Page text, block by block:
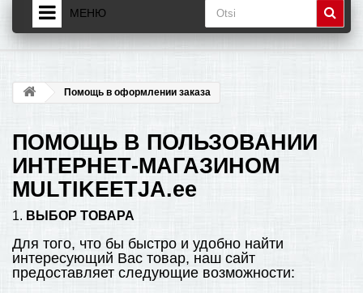
МЕНЮ
ТОВАРЫ
ПОМОЩЬ В ОФОРМЛЕНИИ ЗАКАЗА
КОНТАКТЫ И РЕКВИЗИТЫ
САМОКАТЫ
Помощь в оформлении заказа
ПОМОЩЬ В ПОЛЬЗОВАНИИ
ИНТЕРНЕТ-МАГАЗИНОМ
MULTIKEETJA.ee
1. ВЫБОР ТОВАРА
Для того, что бы быстро и удобно найти
интересующий Вас товар, наш сайт
предоставляет следующие возможности: